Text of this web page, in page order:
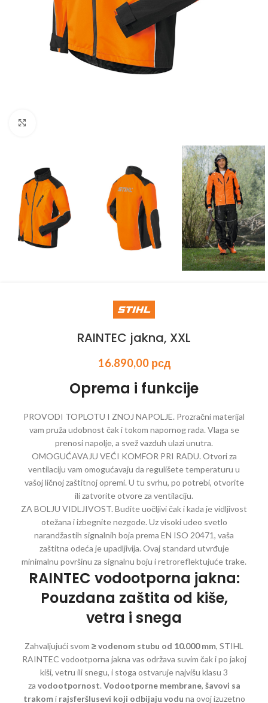
RAINTEC jakna, XXL
16.890,00 рсд
Oprema i funkcije
PROVODI TOPLOTU I ZNOJ NAPOLJE. Prozračni materijal
vam pruža udobnost čak i tokom napornog rada. Vlaga se
prenosi napolje, a svež vazduh ulazi unutra.
OMOGUĆAVAJU VEĆI KOMFOR PRI RADU. Otvori za
ventilaciju vam omogućavaju da regulišete temperaturu u
vašoj ličnoj zaštitnoj opremi. U tu svrhu, po potrebi, otvorite
ili zatvorite otvore za ventilaciju.
ZA BOLJU VIDLJIVOST. Budite uočljivi čak i kada je vidljivost
otežana i izbegnite nezgode. Uz visoki udeo svetlo
narandžastih signalnih boja prema EN ISO 20471, vaša
zaštitna odeća je upadljivija. Ovaj standard utvrđuje
minimalnu površinu za signalnu boju i retroreflektujuće trake.
RAINTEC vodootporna jakna:
Pouzdana zaštita od kiše,
vetra i snega
Zahvaljujući svom ≥ vodenom stubu od 10.000 mm, STIHL
RAINTEC vodootporna jakna vas održava suvim čak i po jakoj
kiši, vetru ili snegu, i stoga ostvaruje najvišu klasu 3
za vodootpornost. Vodootporne membrane, šavovi sa
trakomi rajsferšlusevi koji odbijaju vodu na ovoj izuzetno